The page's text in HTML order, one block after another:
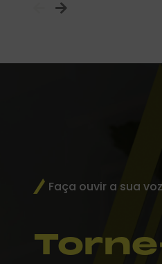
Faça ouvir a sua voz